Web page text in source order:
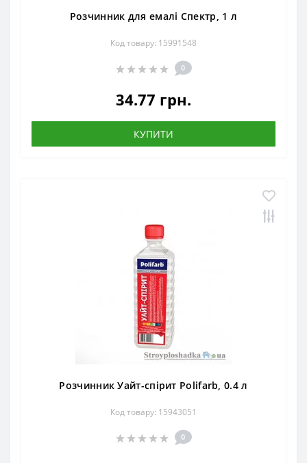
Розчинник для емалі Спектр, 1 л
Код товару: 15991548
0
34.77 грн.
КУПИТИ
Розчинник Уайт-спірит Polifarb, 0.4 л
Код товару: 15943051
0